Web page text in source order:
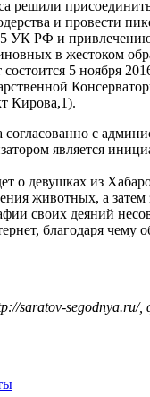
решили
и провести
УК РФ и
в жестоком
5 ноября
Кирова,1).
с
является
о девушках из
животных, а
своих деяний
благодаря чему
saratov-